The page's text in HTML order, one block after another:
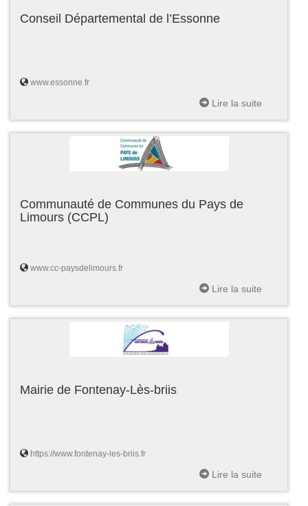
Conseil Départemental de l’Essonne
www.essonne.fr
Lire la suite
Communauté de Communes du Pays de
Limours (CCPL)
www.cc-paysdelimours.fr
Lire la suite
Mairie de Fontenay-Lès-briis
https://www.fontenay-les-briis.fr
Lire la suite